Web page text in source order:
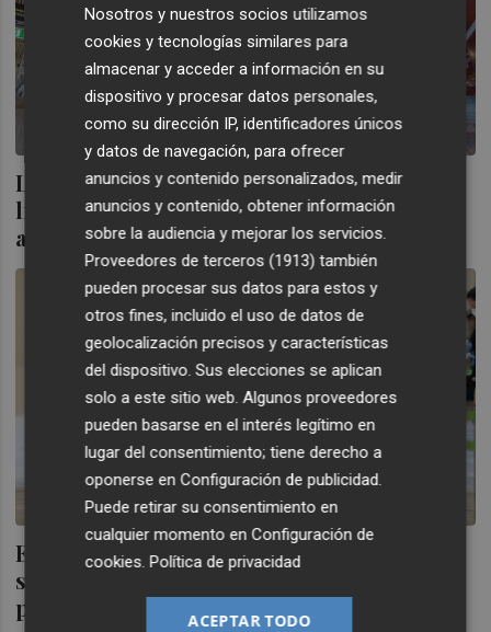
Los pasajeros no tendrán que sacar
líquidos y portátiles en los controles de
aeropuertos desde 2024
España elimina el formulario de control
sanitario para los pasajeros que entren al
país por aire o mar
Nosotros y nuestros socios utilizamos
cookies y tecnologías similares para
almacenar y acceder a información en su
dispositivo y procesar datos personales,
como su dirección IP, identificadores únicos
y datos de navegación, para ofrecer
anuncios y contenido personalizados, medir
anuncios y contenido, obtener información
sobre la audiencia y mejorar los servicios.
Proveedores de terceros (1913) también
pueden procesar sus datos para estos y
otros fines, incluido el uso de datos de
geolocalización precisos y características
del dispositivo. Sus elecciones se aplican
solo a este sitio web. Algunos proveedores
pueden basarse en el interés legítimo en
lugar del consentimiento; tiene derecho a
oponerse enConfiguración de publicidad.
Puede retirar su consentimiento en
cualquier momento enConfiguración de
cookies.Política de privacidad
ACEPTAR TODO